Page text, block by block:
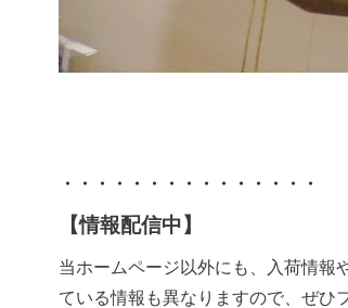
・・・・・・・・・・・・・・・
【情報配信中】
当ホームページ以外にも、入荷情報
ている情報も異なりますので、ぜひ